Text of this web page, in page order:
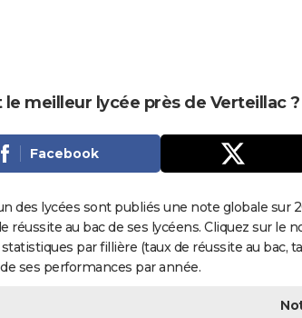
le meilleur lycée près de Verteillac ?
Facebook
des lycées sont publiés une note globale sur
réussite au bac de ses lycéens. Cliquez sur le
par fillière (taux de réussite au bac,
ses performances par année.